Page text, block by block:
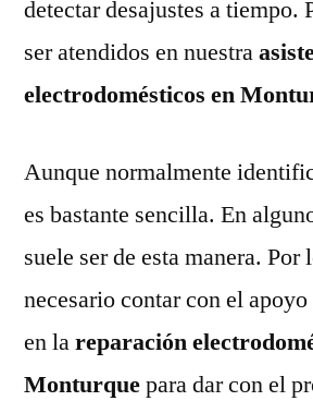
detectar desajustes a tiempo.
ser atendidos en nuestra
electrodomésticos en
Aunque normalmente
es bastante sencilla. En
suele ser de esta manera. Por
necesario contar con el
en lareparación
Monturquepara dar con el